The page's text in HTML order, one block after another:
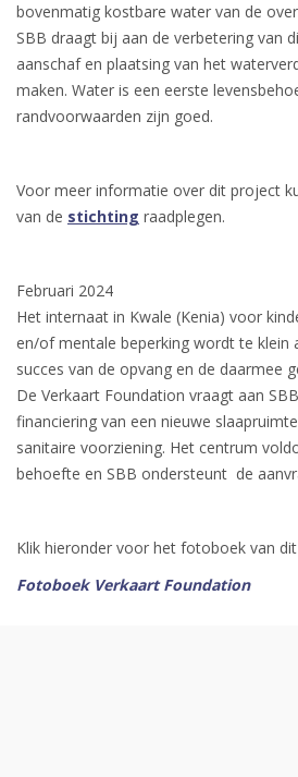
bovenmatig kostbare water van de
SBB draagt bij aan de verbetering van
aanschaf en plaatsing van het
maken. Water is een eerste
randvoorwaarden zijn goed.
Voor meer informatie over dit project
van de stichting raadplegen.
Februari 2024
Het internaat in Kwale (Kenia) voor
en/of mentale beperking wordt te klein
succes van de opvang en de daarmee
De Verkaart Foundation vraagt aan
financiering van een nieuwe
sanitaire voorziening. Het centrum
behoefte en SBB ondersteunt de
Klik hieronder voor het fotoboek van
Fotoboek Verkaart Foundation